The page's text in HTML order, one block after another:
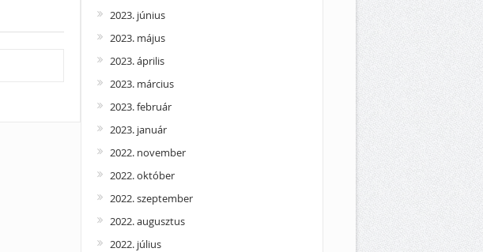
2023. június
2023. május
2023. április
2023. március
2023. február
2023. január
2022. november
2022. október
2022. szeptember
2022. augusztus
2022. július